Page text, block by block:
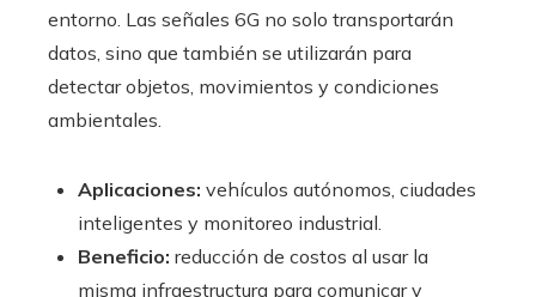
entorno. Las señales 6G no solo transportarán
datos, sino que también se utilizarán para
detectar objetos, movimientos y condiciones
ambientales.
Aplicaciones: vehículos autónomos, ciudades
inteligentes y monitoreo industrial.
Beneficio: reducción de costos al usar la
misma infraestructura para comunicar y